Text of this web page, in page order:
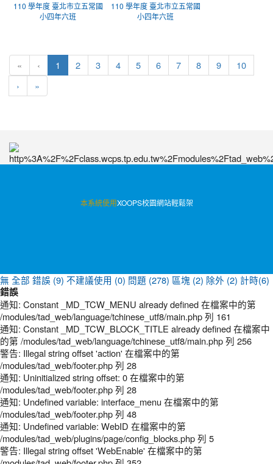
110 學年度 臺北市立五常國
小四年六班
110 學年度 臺北市立五常國
小四年六班
« ‹ 1 (current)
2 3 4 5 6 7 8 9
10
›
»
本系統使用XOOPS校園網站輕鬆架
無 全部 錯誤 (9) 不建議使用 (0) 問題 (278) 區塊 (2) 除外 (2) 計時(6)
錯誤
通知: Constant _MD_TCW_MENU already defined 在檔案中的第
/modules/tad_web/language/tchinese_utf8/main.php 列 161
通知: Constant _MD_TCW_BLOCK_TITLE already defined 在檔案中
的第 /modules/tad_web/language/tchinese_utf8/main.php 列 256
警告: Illegal string offset 'action' 在檔案中的第
/modules/tad_web/footer.php 列 28
通知: Uninitialized string offset: 0 在檔案中的第
/modules/tad_web/footer.php 列 28
通知: Undefined variable: interface_menu 在檔案中的第
/modules/tad_web/footer.php 列 48
通知: Undefined variable: WebID 在檔案中的第
/modules/tad_web/plugins/page/config_blocks.php 列 5
警告: Illegal string offset 'WebEnable' 在檔案中的第